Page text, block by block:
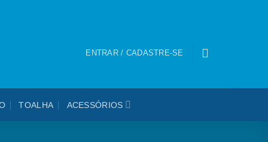
ENTRAR / CADASTRE-SE
TOALHA ACESSÓRIOS